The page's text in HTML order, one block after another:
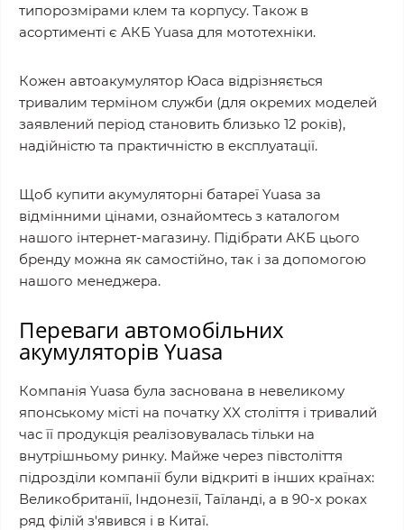
типорозмірами клем та корпусу. Також в
асортименті є АКБ Yuasa для мототехніки.
Кожен автоакумулятор Юаса відрізняється
тривалим терміном служби (для окремих моделей
заявлений період становить близько 12 років),
надійністю та практичністю в експлуатації.
Щоб купити акумуляторні батареї Yuasa за
відмінними цінами, ознайомтесь з каталогом
нашого інтернет-магазину. Підібрати АКБ цього
бренду можна як самостійно, так і за допомогою
нашого менеджера.
Переваги автомобільних
акумуляторів Yuasa
Компанія Yuasa була заснована в невеликому
японському місті на початку XX століття і тривалий
час її продукція реалізовувалась тільки на
внутрішньому ринку. Майже через півстоліття
підрозділи компанії були відкриті в інших країнах:
Великобританії, Індонезії, Таїланді, а в 90-х роках
ряд філій з'явився і в Китаї.